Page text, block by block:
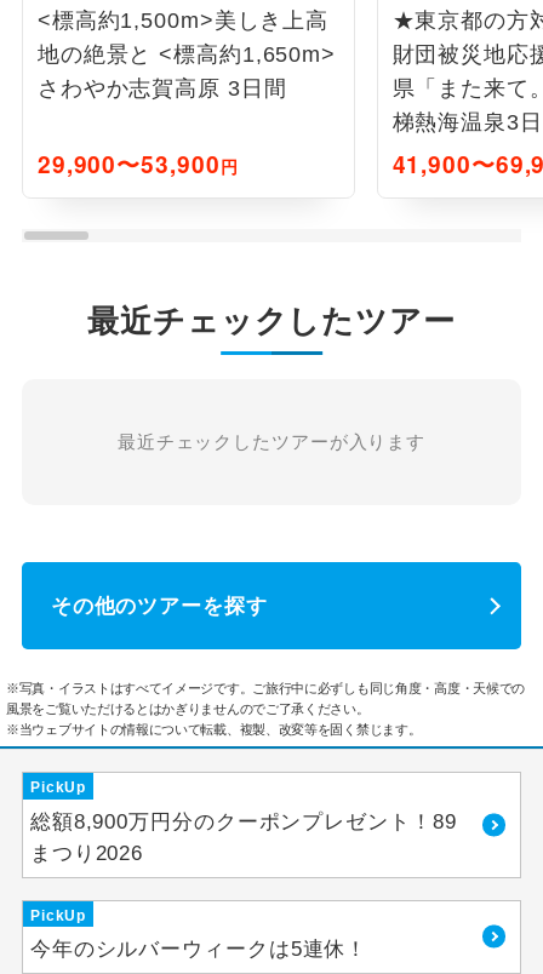
<標高約1,500m>美しき上高
地の絶景と <標高約1,650m>
さわやか志賀高原 3日間
29,900〜53,900円
★東京都の方
財団被災地応
県「また来て
梯熱海温泉3
41,900〜
最近チェックしたツアー
最近チェックしたツアーが入ります
その他のツアーを探す
※写真・イラストはすべてイメージです。ご旅行中に必ずしも同じ角度・高度・天候での
風景をご覧いただけるとはかぎりませんのでご了承ください。
※当ウェブサイトの情報について転載、複製、改変等を固く禁じます。
PickUp
総額8,900万円分のクーポンプレゼント！89
まつり2026
PickUp
今年のシルバーウィークは5連休！